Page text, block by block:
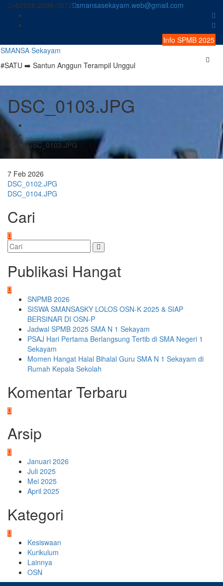
Skip
content
+62858-2898-3672 smansasekayam.web@gmail.com
Info SPMB 2025
SMANSA Sekayam
#SATU ➡️ Santun Anggun Terampil Unggul
DSC_0103.JPG
Home
Foto Siswa
DSC_0103.JPG
7 Feb 2026
Navigasi
pos
DSC_0102.JPG
DSC_0104.JPG
Cari
Publikasi Hangat
SNPMB 2026
SISWA SMANSASKY LOLOS OSN-K 2025 & SIAP
BERSINAR DI OSN-P
Jadwal SPMB 2025 SMA N 1 Sekayam
PSAJ Hari Pertama Berlangsung Tertib di SMA Negeri 1
Sekayam
Momen Hangat Halal Bihalal Guru SMA N 1 Sekayam di
Rumah Kepala Sekolah
Komentar Terbaru
Arsip
Januari 2026
Juli 2025
Mei 2025
April 2025
Kategori
Kesiswaan
Kurikulum
Lainnya
OSN